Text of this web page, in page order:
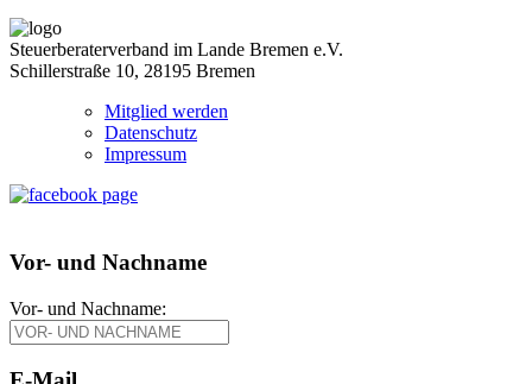
Steuerberaterverband im Lande Bremen e.V.
Schillerstraße 10, 28195 Bremen
Mitglied werden
Datenschutz
Impressum
Vor- und Nachname
Vor- und Nachname: